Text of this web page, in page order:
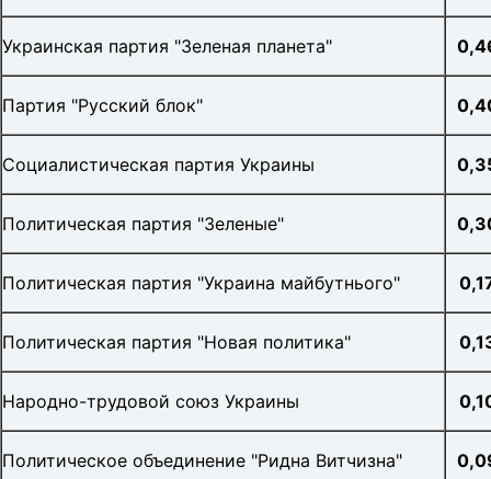
Украинская партия "Зеленая планета"
Партия "Русский блок"
Социалистическая партия Украины
Политическая партия "Зеленые"
Политическая партия "Украина майбутнього" 0,
Политическая партия "Новая политика" 0,
Народно-трудовой союз Украины 0,
Политическое объединение "Ридна Витчизна"